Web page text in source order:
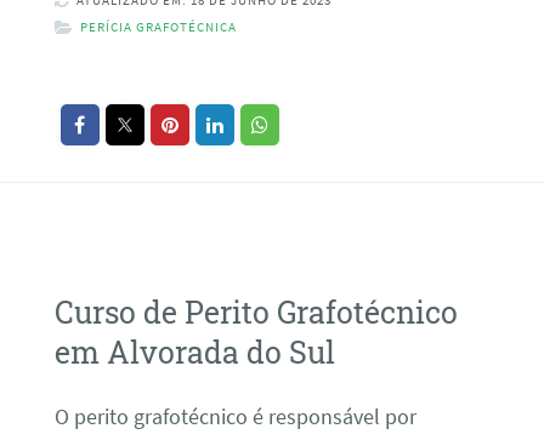
PERÍCIA GRAFOTÉCNICA
Curso de Perito Grafotécnico
em Alvorada do Sul
O perito grafotécnico é responsável por